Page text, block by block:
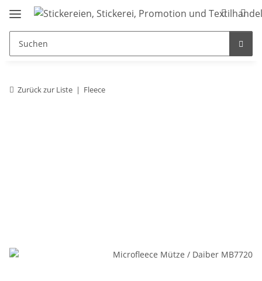
Zurück zur Liste Fleece